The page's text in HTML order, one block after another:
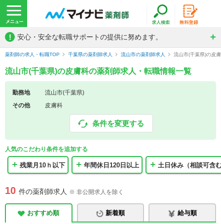
! 安心・安全な転職サポートの提供に努めます。
薬剤師の求人・転職TOP 千葉県の薬剤師求人 流山市の薬剤師求人 流山市(千葉県)の皮
流山市(千葉県)の皮膚科の薬剤師求人・転職情報一覧
勤務地
流山市(千葉県)
その他
皮膚科
条件を変更する
人気のこだわり条件を追加する
残業月10ｈ以下 年間休日120日以上 土日休み（相談可含
10 件の薬剤師求人 ※ 非公開求人を除く
おすすめ順 新着順 給与順